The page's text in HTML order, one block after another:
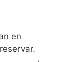
en